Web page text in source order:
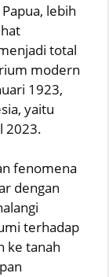
lebih
total
modern
1923,
yaitu
2023.
fenomena
dengan
terhadap
ke tanah